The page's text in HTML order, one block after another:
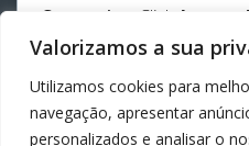
Valorizamos a sua
Utilizamos cookies para
navegação, apresentar
personalizados e analisar o
Telemóvel:
email:beiraamiga@gmail.com
Customize
. Click Accept
Allto decline non-